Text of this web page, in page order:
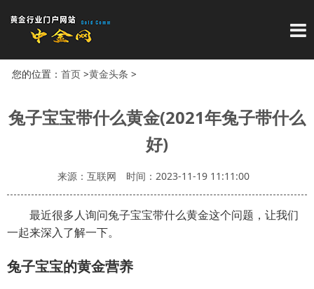
导
您的位置： 首页>黄金头条 >
兔子宝宝带什么黄金(2021年兔子带什么
好)
来源：互联网 时间：2023-11-19 11:11:00
最近很多人询问兔子宝宝带什么黄金这个问题，让我们
一起来深入了解一下。
兔子宝宝的黄金营养